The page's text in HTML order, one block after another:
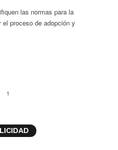
las normas para la
proceso de adopción y
1